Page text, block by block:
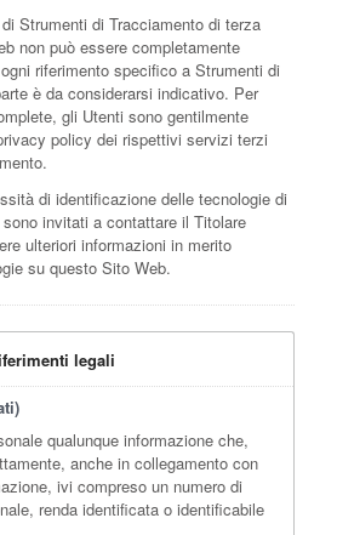
Strumenti di Tracciamento di terza
non può essere completamente
riferimento specifico a Strumenti di
è da considerarsi indicativo. Per
gli Utenti sono gentilmente
policy dei rispettivi servizi terzi
di identificazione delle tecnologie di
invitati a contattare il Titolare
ulteriori informazioni in merito
su questo Sito Web.
legali
qualunque informazione che,
anche in collegamento con
ivi compreso un numero di
renda identificata o identificabile